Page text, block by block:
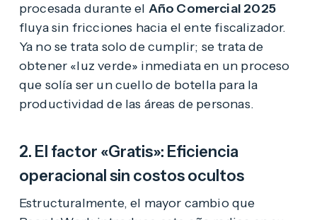
procesada durante el Año Comercial 2025
fluya sin fricciones hacia el ente fiscalizador.
Ya no se trata solo de cumplir; se trata de
obtener «luz verde» inmediata en un proceso
que solía ser un cuello de botella para la
productividad de las áreas de personas.
2. El factor «Gratis»: Eficiencia
operacional sin costos ocultos
Estructuralmente, el mayor cambio que